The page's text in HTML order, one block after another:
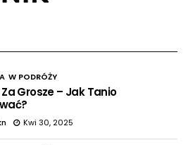
W PODRÓŻY
Grosze – Jak Tanio
Kwi 30, 2025